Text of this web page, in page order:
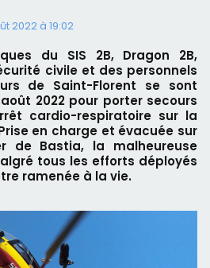
2022 à 19:02
du SIS 2B, Dragon 2B,
civile et des personnels
de Saint-Florent se sont
2022 pour porter secours
cardio-respiratoire sur la
en charge et évacuée sur
de Bastia, la malheureuse
tous les efforts déployés
ramenée à la vie.